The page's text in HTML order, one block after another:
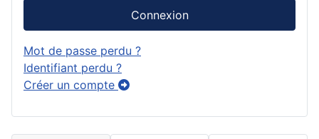
Connexion
Mot de passe perdu ?
Identifiant perdu ?
Créer un compte